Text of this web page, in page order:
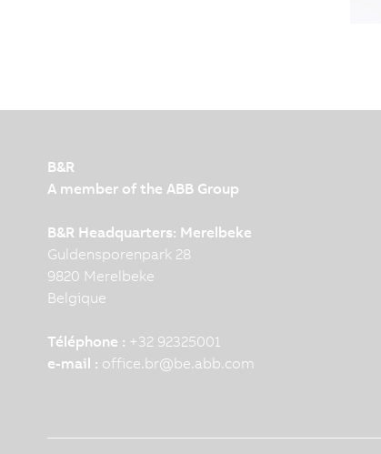
B&R
A member of the ABB Group
B&R Headquarters: Merelbeke
Guldensporenpark 28
9820 Merelbeke
Belgique
Téléphone : +32 92325001
e-mail : office.br@be.abb.com